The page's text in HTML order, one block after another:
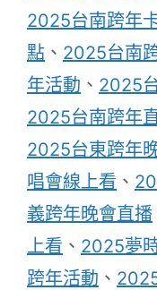
2025台南跨年
點 、 2025台南
年活動 、 2025
2025台南跨年
2025台東跨年
唱會線上看 、
義跨年晚會直播
上看 、 2025夢
跨年活動 、